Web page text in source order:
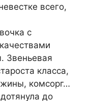
всего,
с
Звеньевая
класса,
комсорг…
до